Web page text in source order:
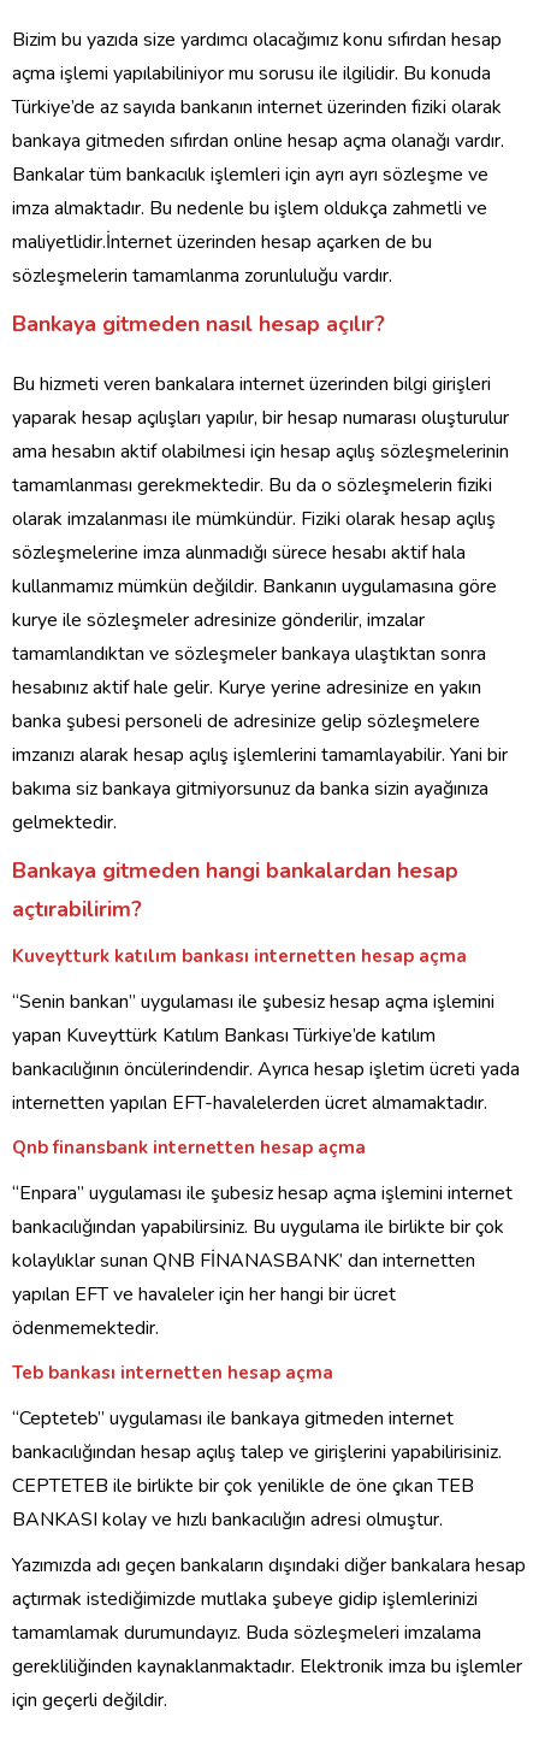
Bizim bu yazıda size yardımcı olacağımız konu sıfırdan hesap
açma işlemi yapılabiliniyor mu sorusu ile ilgilidir. Bu konuda
Türkiye’de az sayıda bankanın internet üzerinden fiziki olarak
bankaya gitmeden sıfırdan online hesap açma olanağı vardır.
Bankalar tüm bankacılık işlemleri için ayrı ayrı sözleşme ve
imza almaktadır. Bu nedenle bu işlem oldukça zahmetli ve
maliyetlidir.İnternet üzerinden hesap açarken de bu
sözleşmelerin tamamlanma zorunluluğu vardır.
Bankaya gitmeden nasıl hesap açılır?
Bu hizmeti veren bankalara internet üzerinden bilgi girişleri
yaparak hesap açılışları yapılır, bir hesap numarası oluşturulur
ama hesabın aktif olabilmesi için hesap açılış sözleşmelerinin
tamamlanması gerekmektedir. Bu da o sözleşmelerin fiziki
olarak imzalanması ile mümkündür. Fiziki olarak hesap açılış
sözleşmelerine imza alınmadığı sürece hesabı aktif hala
kullanmamız mümkün değildir. Bankanın uygulamasına göre
kurye ile sözleşmeler adresinize gönderilir, imzalar
tamamlandıktan ve sözleşmeler bankaya ulaştıktan sonra
hesabınız aktif hale gelir. Kurye yerine adresinize en yakın
banka şubesi personeli de adresinize gelip sözleşmelere
imzanızı alarak hesap açılış işlemlerini tamamlayabilir. Yani bir
bakıma siz bankaya gitmiyorsunuz da banka sizin ayağınıza
gelmektedir.
Bankaya gitmeden hangi bankalardan hesap
açtırabilirim?
Kuveytturk katılım bankası internetten hesap açma
“Senin bankan” uygulaması ile şubesiz hesap açma işlemini
yapan Kuveyttürk Katılım Bankası Türkiye’de katılım
bankacılığının öncülerindendir. Ayrıca hesap işletim ücreti yada
internetten yapılan EFT-havalelerden ücret almamaktadır.
Qnb finansbank internetten hesap açma
“Enpara” uygulaması ile şubesiz hesap açma işlemini internet
bankacılığından yapabilirsiniz. Bu uygulama ile birlikte bir çok
kolaylıklar sunan QNB FİNANASBANK’ dan internetten
yapılan EFT ve havaleler için her hangi bir ücret
ödenmemektedir.
Teb bankası internetten hesap açma
“Cepteteb” uygulaması ile bankaya gitmeden internet
bankacılığından hesap açılış talep ve girişlerini yapabilirisiniz.
CEPTETEB ile birlikte bir çok yenilikle de öne çıkan TEB
BANKASI kolay ve hızlı bankacılığın adresi olmuştur.
Yazımızda adı geçen bankaların dışındaki diğer bankalara hesap
açtırmak istediğimizde mutlaka şubeye gidip işlemlerinizi
tamamlamak durumundayız. Buda sözleşmeleri imzalama
gerekliliğinden kaynaklanmaktadır. Elektronik imza bu işlemler
için geçerli değildir.